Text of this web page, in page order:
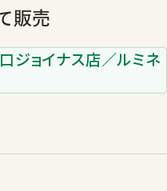
販売
ジョイナス店／ルミネ